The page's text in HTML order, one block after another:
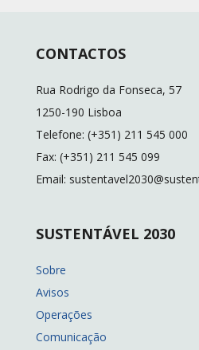
CONTACTOS
Rua Rodrigo da Fonseca, 57
1250-190 Lisboa
Telefone: (+351) 211 545 000
Fax: (+351) 211 545 099
Email:
SUSTENTÁVEL 2030
Sobre
Avisos
Operações
Comunicação